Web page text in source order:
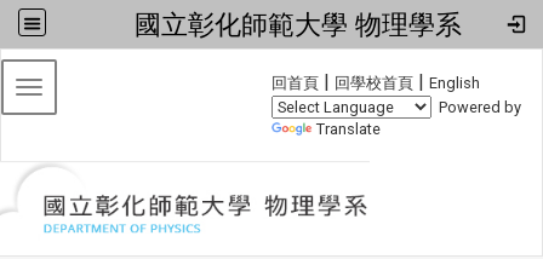
國立彰化師範大學 物理學系
回首頁 | 回學校首頁 | English
Powered by
Translate
Toggle navigation